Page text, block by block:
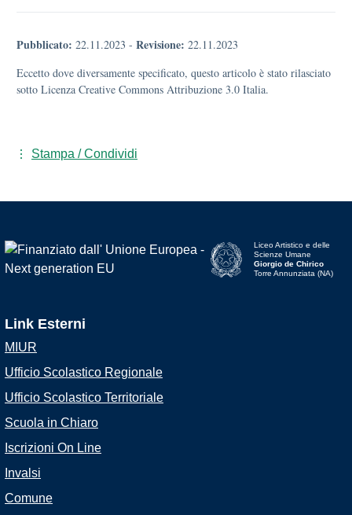
Pubblicato: 22.11.2023 - Revisione: 22.11.2023
Eccetto dove diversamente specificato, questo articolo è stato rilasciato
sotto Licenza Creative Commons Attribuzione 3.0 Italia.
Stampa / Condividi
Liceo Artistico e delle
Scienze Umane
Giorgio de Chirico
Torre Annunziata (NA)
Link Esterni
MIUR
Ufficio Scolastico Regionale
Ufficio Scolastico Territoriale
Scuola in Chiaro
Iscrizioni On Line
Invalsi
Comune